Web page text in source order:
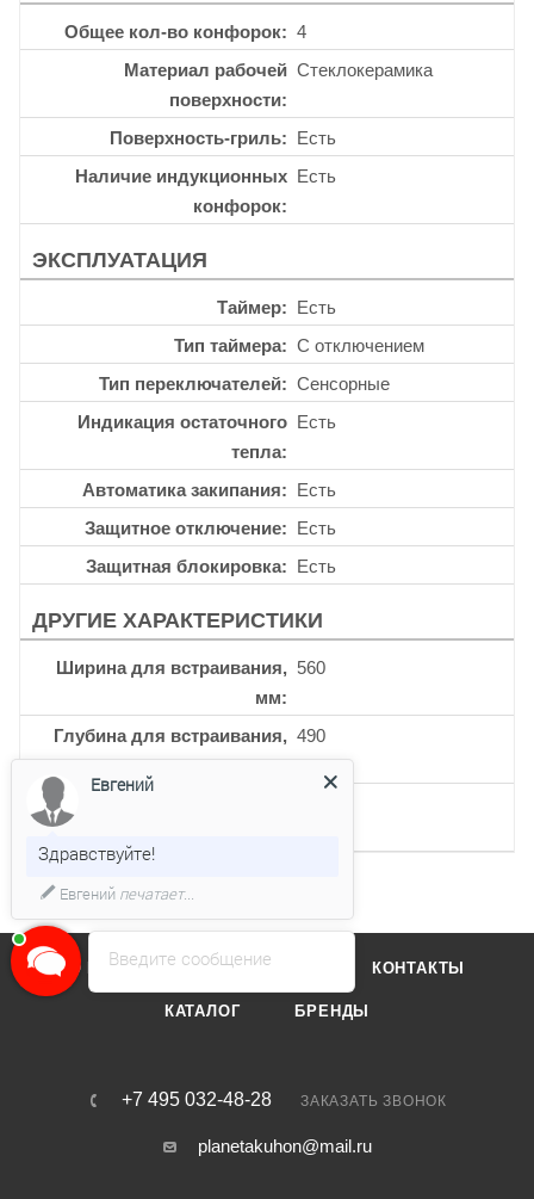
Общее кол-во конфорок
4
Материал рабочей
поверхности
Стеклокерамика
Поверхность-гриль
Есть
Наличие индукционных
конфорок
Есть
ЭКСПЛУАТАЦИЯ
Таймер
Есть
Тип таймера
С отключением
Тип переключателей
Сенсорные
Индикация остаточного
тепла
Есть
Автоматика закипания
Есть
Защитное отключение
Есть
Защитная блокировка
Есть
ДРУГИЕ ХАРАКТЕРИСТИКИ
Ширина для встраивания,
мм
560
Глубина для встраивания,
мм
490
О КОМПАНИИ ОТЗЫВЫ КОНТАКТЫ
КАТАЛОГ БРЕНДЫ
+7 495 032-48-28 ЗАКАЗАТЬ ЗВОНОК
planetakuhon@mail.ru
Введите сообщение
Евгений
Здравствуйте!
Евгенийпечатает...